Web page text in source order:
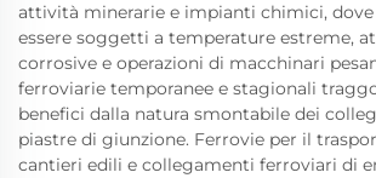
attività minerarie e impianti chimici,
essere soggetti a temperature estreme,
corrosive e operazioni di macchinari
ferroviarie temporanee e stagionali
benefici dalla natura smontabile dei
piastre di giunzione. Ferrovie per il
cantieri edili e collegamenti ferroviari di